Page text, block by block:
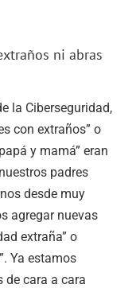
ni abras
la Ciberseguridad,
con extraños” o
y mamá” eran
padres
desde muy
agregar nuevas
extraña” o
Ya estamos
cara a cara